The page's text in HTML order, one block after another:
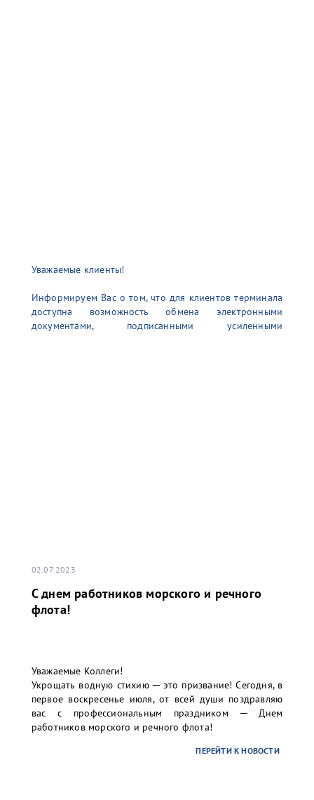
Уважаемые клиенты!
Информируем Вас о том, что для клиентов терминала
доступна возможность обмена электронными
документами, подписанными усиленными
письма: УНЭП (наименование организации).
В случае вашей заинтересованности и желания
использования УНЭП, а также для организации
присоединения УНЭП единоличного исполнительного
органа к учетной записи в информационной системе
02.07.2023
С днем работников морского и речного
флота!
Уважаемые Коллеги!
Укрощать водную стихию ─ это призвание! Сегодня, в
первое воскресенье июля, от всей души поздравляю
вас с профессиональным праздником ─ Днем
работников морского и речного флота!
ПЕРЕЙТИ К НОВОСТИ